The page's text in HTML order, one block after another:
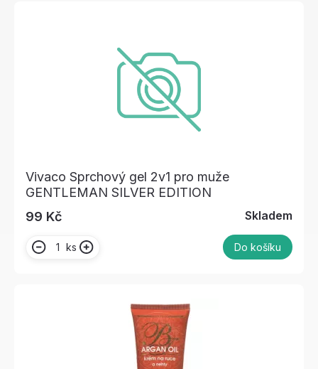
Vivaco Sprchový gel 2v1 pro muže
GENTLEMAN SILVER EDITION
99 Kč
Skladem
ks Do košíku